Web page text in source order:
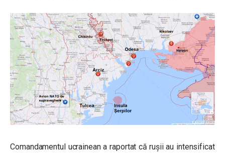
Comandamentul ucrainean a raportat că rușii au intensificat